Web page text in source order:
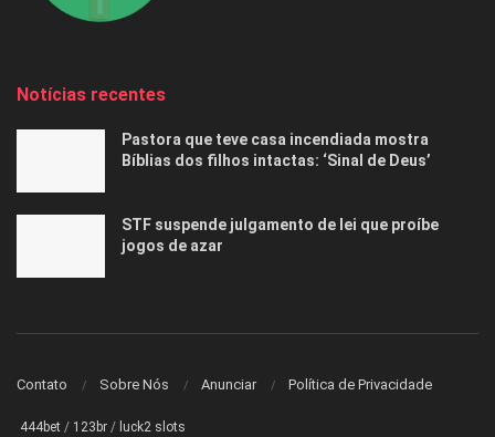
Notícias recentes
Pastora que teve casa incendiada mostra
Bíblias dos filhos intactas: ‘Sinal de Deus’
STF suspende julgamento de lei que proíbe
jogos de azar
Contato Sobre Nós Anunciar Política de Privacidade
444bet / 123br / luck2 slots